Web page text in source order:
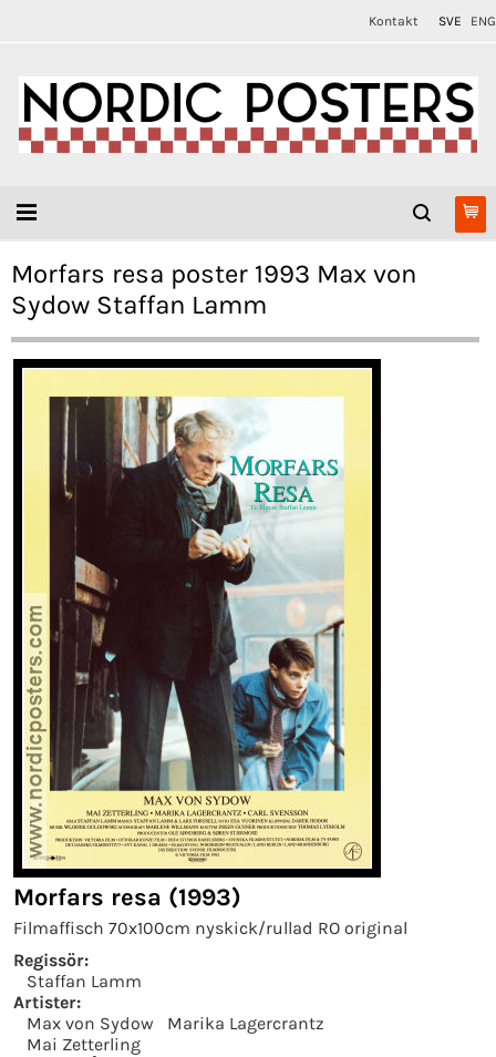
Kontakt SVE ENG
Morfars resa poster 1993 Max von
Sydow Staffan Lamm
Morfars resa (1993)
Filmaffisch 70x100cm nyskick/rullad RO original
Regissör:
Staffan Lamm
Artister:
Max von Sydow
Marika Lagercrantz
Mai Zetterling